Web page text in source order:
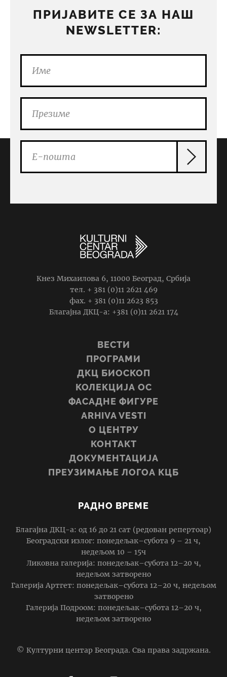
ПРИЈАВИТЕ СЕ ЗА НАШ
NEWSLETTER:
Кнез Михаилова 6, 11000 Београд, Србија
тел. + 381 (0)11 2621 469
фаx. + 381 (0)11 2623 853
Благајна ДКЦ-а: +381 (0)11 2621 174
ВЕСТИ
ПРОГРАМИ
ДКЦ БИОСКОП
КОЛЕКЦИЈА ОС
ФАСАДНЕ ФИГУРЕ
ARHIVA VESTI
О ЦЕНТРУ
КОНТАКТ
ДОКУМЕНТАЦИЈА
ПРЕУЗИМАЊЕ ЛОГОА КЦБ
РАДНО ВРЕМЕ
Благајна ДКЦ-а: од 16 до 21 сат (редован репертоар)
Београдски излог: понедељак–субота 9 – 21 ч,
недељом 10 – 15ч
Ликовна галерија: понедељак–субота 12–20 ч,
недељом затворено
Галерија Артгет: понедељак–субота 12–20 ч, недељом
затворено
Галерија Подроом: понедељак–субота 12–20 ч,
недељом затворено
© Културни центар Београда. Сва права задржана.